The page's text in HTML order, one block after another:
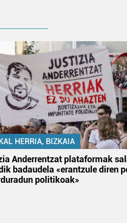
HERRIA, BIZKAIA
Anderrentzat plataformak
badaudela «erantzule diren
politikoak»